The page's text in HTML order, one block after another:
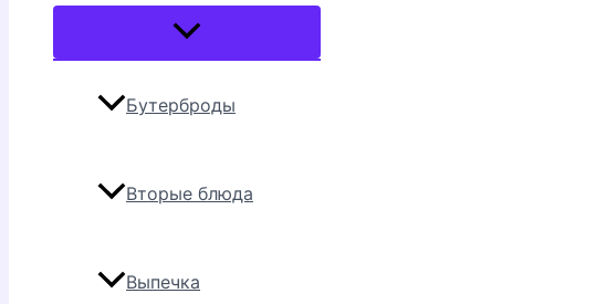
Переключатель
Бутерброды
Вторые блюда
Выпечка